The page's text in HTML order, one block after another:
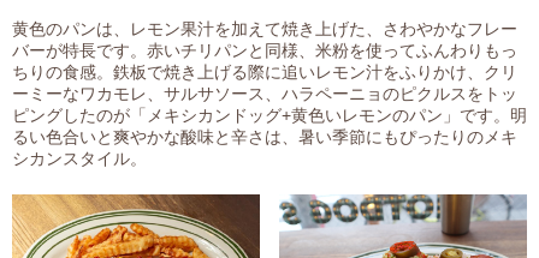
黄色のパンは、レモン果汁を加えて焼き上げた、さわやかなフレー
バーが特長です。赤いチリパンと同様、米粉を使ってふんわりもっ
ちりの食感。鉄板で焼き上げる際に追いレモン汁をふりかけ、クリ
ーミーなワカモレ、サルサソース、ハラペーニョのピクルスをトッ
ピングしたのが「メキシカンドッグ+黄色いレモンのパン」です。明
るい色合いと爽やかな酸味と辛さは、暑い季節にもぴったりのメキ
シカンスタイル。